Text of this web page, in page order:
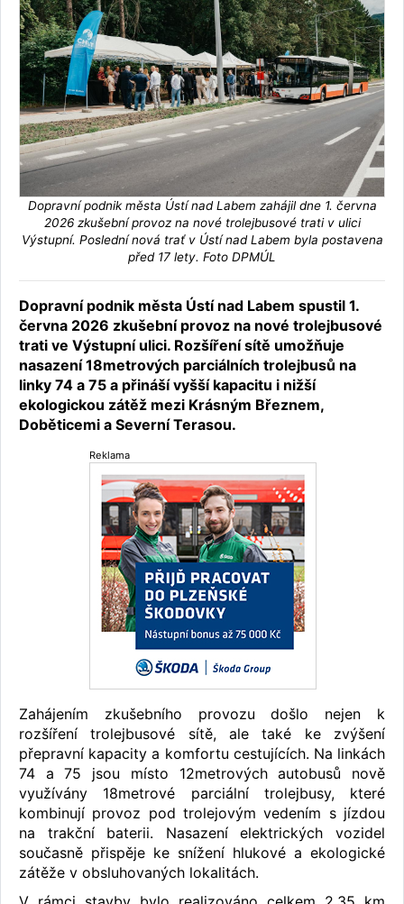
Dopravní podnik města Ústí nad Labem zahájil dne 1. června
2026 zkušební provoz na nové trolejbusové trati v ulici
Výstupní. Poslední nová trať v Ústí nad Labem byla postavena
před 17 lety. Foto DPMÚL
Dopravní podnik města Ústí nad Labem spustil 1.
června 2026 zkušební provoz na nové trolejbusové
trati ve Výstupní ulici. Rozšíření sítě umožňuje
nasazení 18metrových parciálních trolejbusů na
linky 74 a 75 a přináší vyšší kapacitu i nižší
ekologickou zátěž mezi Krásným Březnem,
Doběticemi a Severní Terasou.
Reklama
Zahájením zkušebního provozu došlo nejen k
rozšíření trolejbusové sítě, ale také ke zvýšení
přepravní kapacity a komfortu cestujících. Na linkách
74 a 75 jsou místo 12metrových autobusů nově
využívány 18metrové parciální trolejbusy, které
kombinují provoz pod trolejovým vedením s jízdou
na trakční baterii. Nasazení elektrických vozidel
současně přispěje ke snížení hlukové a ekologické
zátěže v obsluhovaných lokalitách.